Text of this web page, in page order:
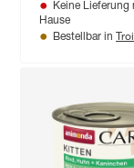
Keine Lieferung
Hause
Bestellbar in